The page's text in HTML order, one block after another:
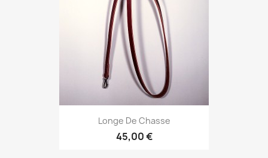
Longe De Chasse
45,00 €